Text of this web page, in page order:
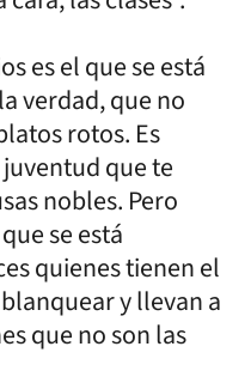
es el que se está
verdad, que no
rotos. Es
que te
nobles. Pero
se está
quienes tienen el
y llevan a
que no son las